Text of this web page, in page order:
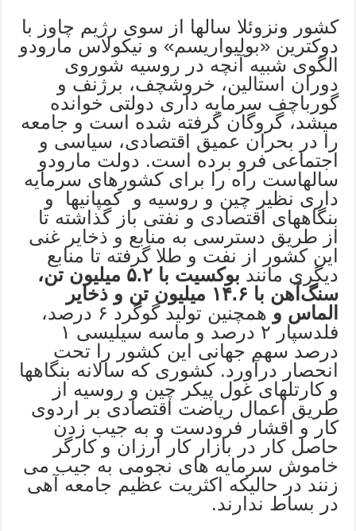
کشور ونزوئلا سالها از سوی رژیم چاوز با
دوکترین «بولیواریسم» و نیکولاس مارودو
الگوی شبیه آنچه در روسیه شوروی
دوران استالین، خروشچف، برژنف و
گورباچف سرمایه داری دولتی خوانده
میشد، گروگان گرفته شده است و جامعه
را در بحران عمیق اقتصادی، سیاسی و
اجتماعی فرو برده است. دولت مارودو
سالهاست راه را برای کشورهای سرمایه
داری نظیر چین و روسیه و کمپانیها و
بنگاههای اقتصادی و نفتی باز گذاشته تا
از طریق دسترسی به منابع و ذخایر غنی
این کشور از نفت و طلا گرفته تا منابع
دیگری مانند بوکسیت با‌۵.۲ میلیون تن،
سنگ‌آهن با ‌۱۴.۶ میلیون تن و ذخایر
الماس و
همچنین تولید گوگرد ‌۶ درصد،
فلدسپار ‌۲ درصد و ماسه سیلیسی ‌۱
درصد سهم جهانی این کشور را تحت
انحصار درآورد. کشوری که سالانه بنگاهها
و کارتلهای غول پیکر چین و روسیه از
طریق اعمال ریاضت اقتصادی بر اردوی
کار و اقشار فرودست و به جیب زدن
حاصل کار در بازار کار ارزان و کارگر
خاموش سرمایه های نجومی به جیب می
زنند در حالیکه اکثریت عظیم جامعه آهی
در بساط ندارند.